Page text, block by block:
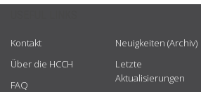
Kontakt
Über die HCCH
FAQ
Neuigkeiten (Archiv)
Letzte
Aktualisierungen